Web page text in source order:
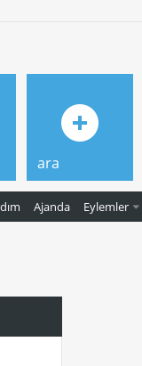
Ajanda Eylemler
ara